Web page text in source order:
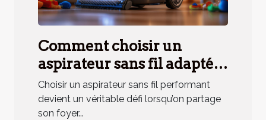
Comment choisir un
aspirateur sans fil adapté
aux besoins des ménages
avec animaux ?
Choisir un aspirateur sans fil performant
devient un véritable défi lorsqu’on partage
son foyer...